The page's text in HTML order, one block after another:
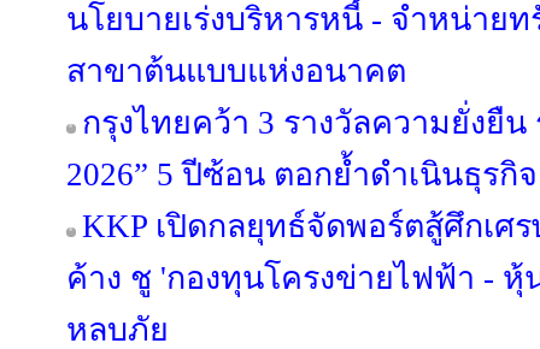
นโยบายเร่งบริหารหนี้ - จำหน่าย
สาขาต้นแบบแห่งอนาคต
กรุงไทยคว้า 3 รางวัลความยั่งยืน
2026” 5 ปีซ้อน ตอกย้ำดำเนินธุรกิ
KKP เปิดกลยุทธ์จัดพอร์ตสู้ศึกเศ
ค้าง ชู 'กองทุนโครงข่ายไฟฟ้า - หุ้
หลบภัย